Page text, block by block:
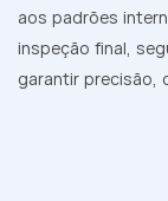
aos padrões
inspeção final,
garantir precisão,